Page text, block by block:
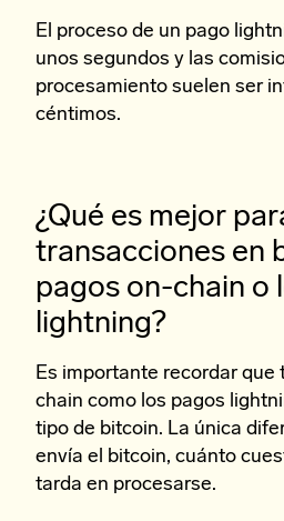
El proceso de un pago
unos segundos y las
procesamiento suelen ser
céntimos.
¿Qué es mejor
transacciones en
pagos on-chain o
lightning?
Es importante recordar que
chain como los pagos
tipo de bitcoin. La única
envía el bitcoin, cuánto
tarda en procesarse.